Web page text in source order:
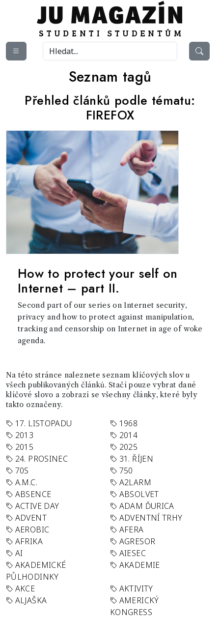
Seznam tagů
Přehled článků podle tématu:
FIREFOX
How to protect your self on
Internet – part II.
Second part of our series on Internet security,
privacy and how to protect against manipulation,
tracking and censorship on Internet in age of woke
agenda.
Na této stránce naleznete seznam klíčových slov u
všech publikovaných článků. Stačí pouze vybrat dané
klíčové slovo a zobrazí se všechny články, které byly
takto označeny.
17. LISTOPADU
1968
2013
2014
2015
2025
24. PROSINEC
31. ŘÍJEN
70S
750
A.M.C.
A2LARM
ABSENCE
ABSOLVET
ACTIVE DAY
ADAM ĎURICA
ADVENT
ADVENTNÍ TRHY
AEROBIC
AFERA
AFRIKA
AGRESOR
AI
AIESEC
AKADEMICKÉ
PŮLHODINKY
AKADEMIE
AKCE
AKTIVITY
ALJAŠKA
AMERICKÝ
KONGRESS